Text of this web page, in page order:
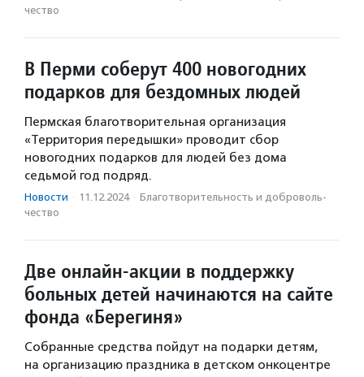
чест­во
В Перми соберут 400 новогодних
подарков для бездомных людей
Пермская благотворительная организация
«Территория передышки» проводит сбор
новогодних подарков для людей без дома
седьмой год подряд.
Новости · 11.12.2024 · Благотвори­тель­ность и доброволь­
чест­во
Две онлайн-акции в поддержку
больных детей начинаются на сайте
фонда «Берегиня»
Собранные средства пойдут на подарки детям,
на организацию праздника в детском онкоцентре